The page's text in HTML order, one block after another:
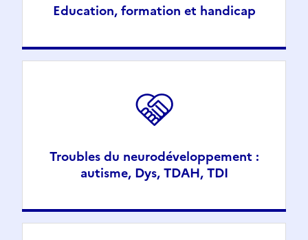
Education, formation et handicap
Troubles du neurodéveloppement :
autisme, Dys, TDAH, TDI